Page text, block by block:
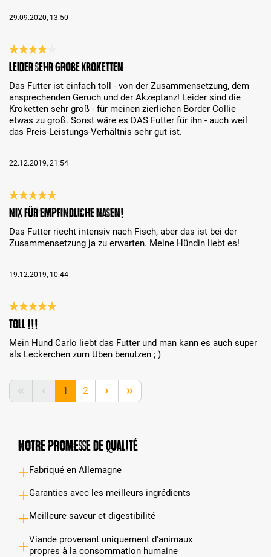
29.09.2020, 13:50
Évaluation avec une note de 4 sur 5 étoiles
leider sehr große Kroketten
Das Futter ist einfach toll - von der Zusammensetzung, dem
ansprechenden Geruch und der Akzeptanz! Leider sind die
Kroketten sehr groß - für meinen zierlichen Border Collie
etwas zu groß. Sonst wäre es DAS Futter für ihn - auch weil
das Preis-Leistungs-Verhältnis sehr gut ist.
22.12.2019, 21:54
Évaluation avec une note de 5 sur 5 étoiles
Nix für empfindliche Nasen!
Das Futter riecht intensiv nach Fisch, aber das ist bei der
Zusammensetzung ja zu erwarten. Meine Hündin liebt es!
19.12.2019, 10:44
Évaluation avec une note de 5 sur 5 étoiles
Toll !!!
Mein Hund Carlo liebt das Futter und man kann es auch super
als Leckerchen zum Üben benutzen ; )
Page
1 Page
2
Notre promesse de qualité
Fabriqué en Allemagne
Garanties avec les meilleurs ingrédients
Meilleure saveur et digestibilité
Viande provenant uniquement d'animaux
propres à la consommation humaine